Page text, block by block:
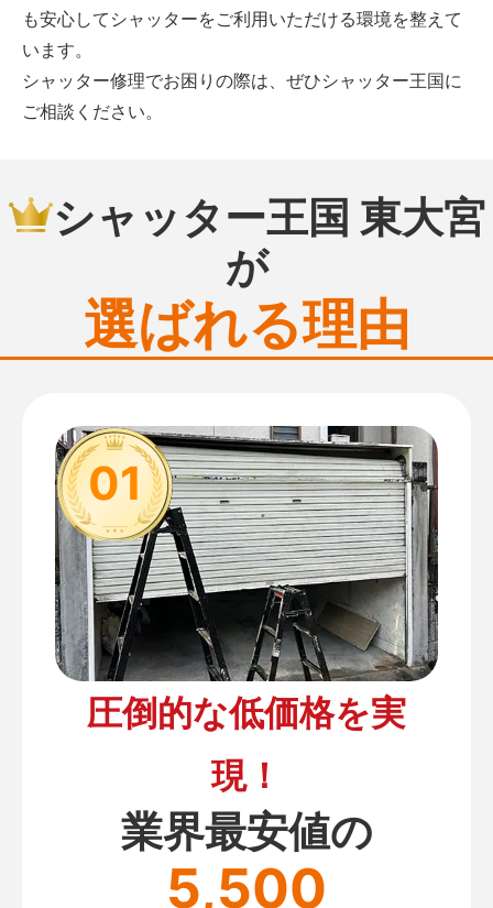
も安心してシャッターをご利用いただける環境を整えて
います。
シャッター修理でお困りの際は、ぜひシャッター王国に
ご相談ください。
シャッター王国 東大宮
が
選ばれる理由
01
圧倒的な低価格を実
現！
業界最安値の
5,500